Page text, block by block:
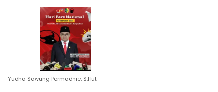
Yudha Sawung Permadhie, S.Hut